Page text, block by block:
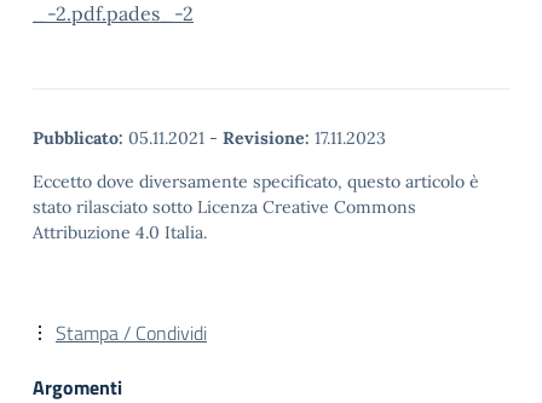
_-2.pdf.pades_-2
Pubblicato: 05.11.2021 - Revisione: 17.11.2023
Eccetto dove diversamente specificato, questo articolo è
stato rilasciato sotto Licenza Creative Commons
Attribuzione 4.0 Italia.
Stampa / Condividi
Argomenti